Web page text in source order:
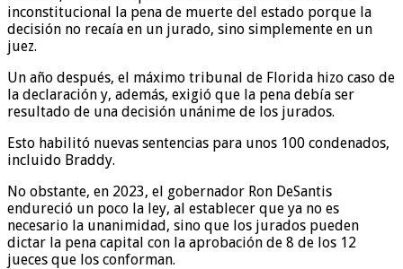
inconstitucional la pena de muerte del estado porque la
decisión no recaía en un jurado, sino simplemente en un
juez.
Un año después, el máximo tribunal de Florida hizo caso de
la declaración y, además, exigió que la pena debía ser
resultado de una decisión unánime de los jurados.
Esto habilitó nuevas sentencias para unos 100 condenados,
incluido Braddy.
No obstante, en 2023, el gobernador Ron DeSantis
endureció un poco la ley, al establecer que ya no es
necesario la unanimidad, sino que los jurados pueden
dictar la pena capital con la aprobación de 8 de los 12
jueces que los conforman.